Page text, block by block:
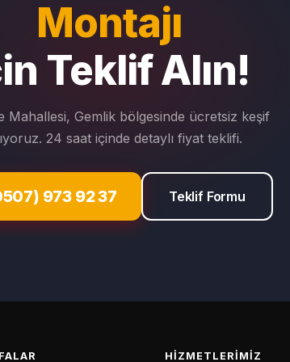
Montajı
Teklif Alın!
Mahallesi, Gemlik bölgesinde ücretsiz keşif
24 saat içinde detaylı fiyat teklifi.
973 92 37 Teklif Formu
HIZMETLERIMIZ